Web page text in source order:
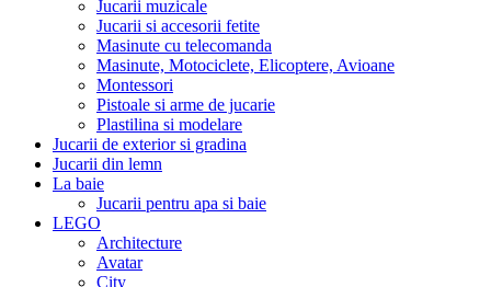
Jucarii muzicale
Jucarii si accesorii fetite
Masinute cu telecomanda
Masinute, Motociclete, Elicoptere, Avioane
Montessori
Pistoale si arme de jucarie
Plastilina si modelare
Jucarii de exterior si gradina
Jucarii din lemn
La baie
Jucarii pentru apa si baie
LEGO
Architecture
Avatar
City